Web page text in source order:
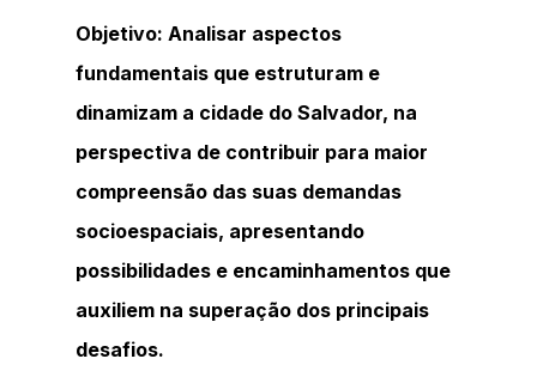
Objetivo: Analisar aspectos
fundamentais que estruturam e
dinamizam a cidade do Salvador, na
perspectiva de contribuir para maior
compreensão das suas demandas
socioespaciais, apresentando
possibilidades e encaminhamentos que
auxiliem na superação dos principais
desafios.